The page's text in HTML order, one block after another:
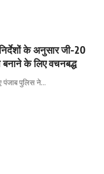
के अनुसार जी-20
के लिए वचनबद्ध
पंजाब पुलिस ने…